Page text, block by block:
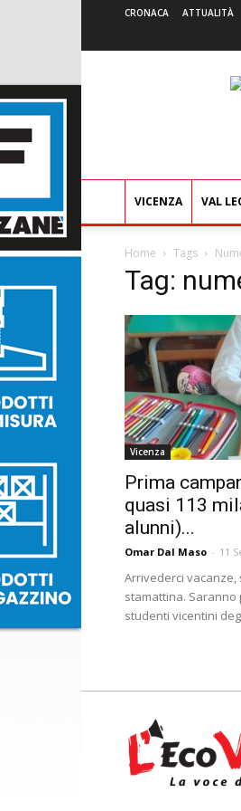
CRONACA ATTUALITÀ
VICENZA VAL
Home Tags
Tag:
Vicenza
Prima
quasi 113
alunni)...
Omar Dal Maso - 11
Arrivederci vacanze,
stamattina. Saranno
studenti vicentini